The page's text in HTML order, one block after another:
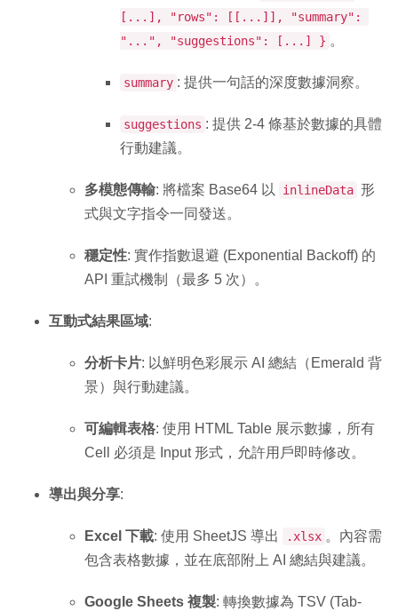
[...], "rows": [[...]], "summary":
"...", "suggestions": [...] } 。
summary : 提供一句話的深度數據洞察。
suggestions : 提供 2-4 條基於數據的具體
行動建議。
多模態傳輸: 將檔案 Base64 以 inlineData 形
式與文字指令一同發送。
穩定性: 實作指數退避 (Exponential Backoff) 的
API 重試機制（最多 5 次）。
互動式結果區域:
分析卡片: 以鮮明色彩展示 AI 總結（Emerald 背
景）與行動建議。
可編輯表格: 使用 HTML Table 展示數據，所有
Cell 必須是 Input 形式，允許用戶即時修改。
導出與分享:
Excel 下載: 使用 SheetJS 導出 .xlsx 。內容需
包含表格數據，並在底部附上 AI 總結與建議。
Google Sheets 複製: 轉換數據為 TSV (Tab-